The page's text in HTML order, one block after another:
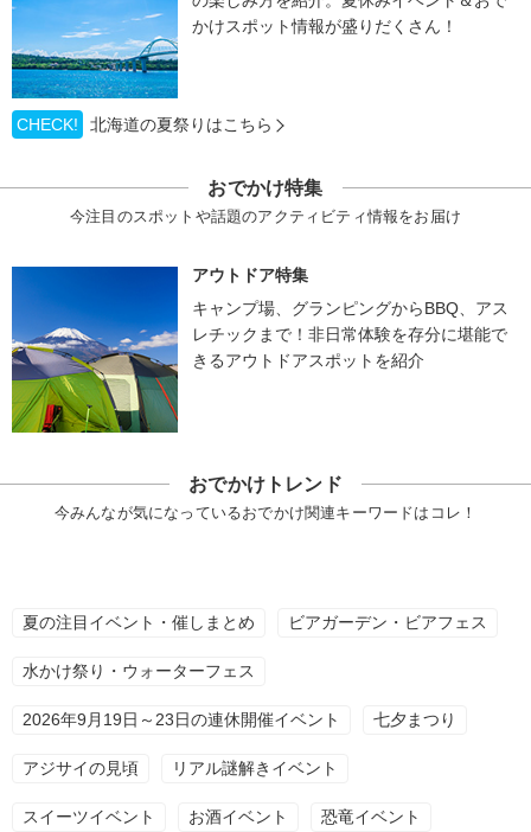
かけスポット情報が盛りだくさん！
CHECK! 北海道の夏祭りはこちら
おでかけ特集
今注目のスポットや話題のアクティビティ情報をお届け
アウトドア特集
キャンプ場、グランピングからBBQ、アス
レチックまで！非日常体験を存分に堪能で
きるアウトドアスポットを紹介
おでかけトレンド
今みんなが気になっているおでかけ関連キーワードはコレ！
夏の注目イベント・催しまとめ ビアガーデン・ビアフェス
水かけ祭り・ウォーターフェス
2026年9月19日～23日の連休開催イベント 七夕まつり
アジサイの見頃 リアル謎解きイベント
スイーツイベント お酒イベント 恐竜イベント